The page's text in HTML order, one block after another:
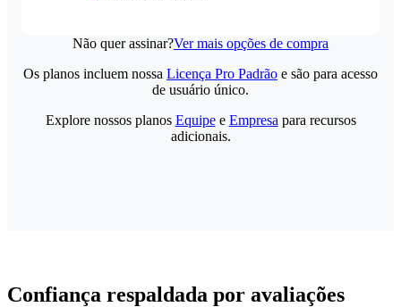
Não quer assinar?Ver mais opções de compra
Os planos incluem nossa Licença Pro Padrão e são para acesso
de usuário único.
Explore nossos planos Equipee Empresa para recursos
adicionais.
Confiança respaldada por avaliações